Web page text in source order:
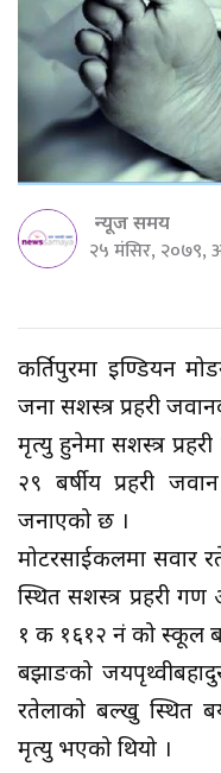
न्यूज समय
२५ मंसिर, २०७९,
कीर्तिपुरमा इण्डियन
जना सशस्त्र प्रहरी
मृत्यु हुनेमा सशस्त्र
२९ बर्षीय प्रहरी
जनाएको छ ।
मोटरसाईकलमा सवार
स्थित सशस्त्र प्रहरी
१ क १६१२ नं को स्कूल
बझाङको
रतेलाको बल्खु स्थित
मृत्यु भएको थियो ।